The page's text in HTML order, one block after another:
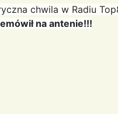
chwila w Radiu
na antenie!!!